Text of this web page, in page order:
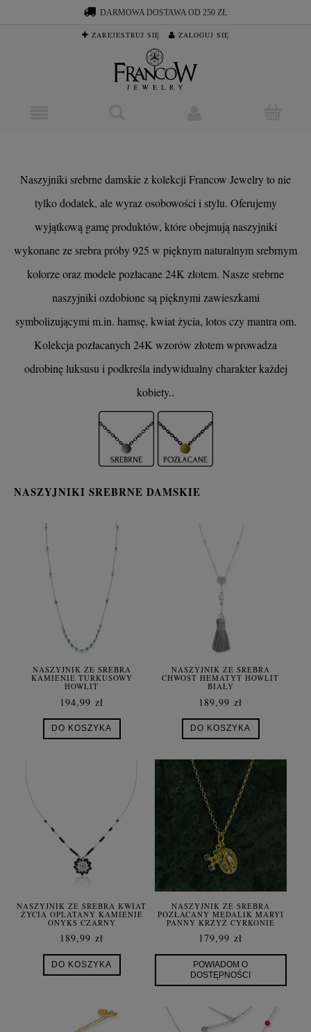
DARMOWA DOSTAWA OD 250 ZŁ
ZAREJESTRUJ SIĘ ZALOGUJ SIĘ
Naszyjniki srebrne damskie z kolekcji Francow Jewelry to nie
tylko dodatek, ale wyraz osobowości i stylu. Oferujemy
wyjątkową gamę produktów, które obejmują naszyjniki
wykonane ze srebra próby 925 w pięknym naturalnym srebrnym
kolorze oraz modele pozłacane 24K złotem. Nasze srebrne
naszyjniki ozdobione są pięknymi zawieszkami
symbolizującymi m.in. hamsę, kwiat życia, lotos czy mantra om.
Kolekcja pozłacanych 24K wzorów złotem wprowadza
odrobinę luksusu i podkreśla indywidualny charakter każdej
kobiety..
NASZYJNIKI SREBRNE DAMSKIE
NASZYJNIK ZE SREBRA
KAMIENIE TURKUSOWY
HOWLIT
194,99 zł
DO KOSZYKA
NASZYJNIK ZE SREBRA
CHWOST HEMATYT HOWLIT
BIAŁY
189,99 zł
DO KOSZYKA
NASZYJNIK ZE SREBRA KWIAT
ŻYCIA OPLATANY KAMIENIE
ONYKS CZARNY
189,99 zł
DO KOSZYKA
NASZYJNIK ZE SREBRA
POZŁACANY MEDALIK MARYI
PANNY KRZYŻ CYRKONIE
179,99 zł
POWIADOM O
DOSTĘPNOŚCI